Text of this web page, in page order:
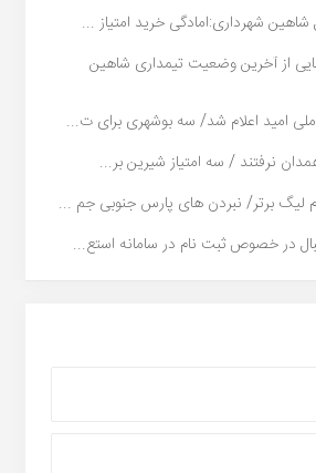
شهرداری:امادگی خرید امتیاز ...
از آخرین وضعیت تیمداری شاهین
امید اعلام شد/ سه بوشهری برای ت...
نرفتند / سه امتیاز شیرین بر...
لیگ برتر/ نبردن های پارس جنوبی جم ...
در خصوص ثبت نام در سامانه استع...